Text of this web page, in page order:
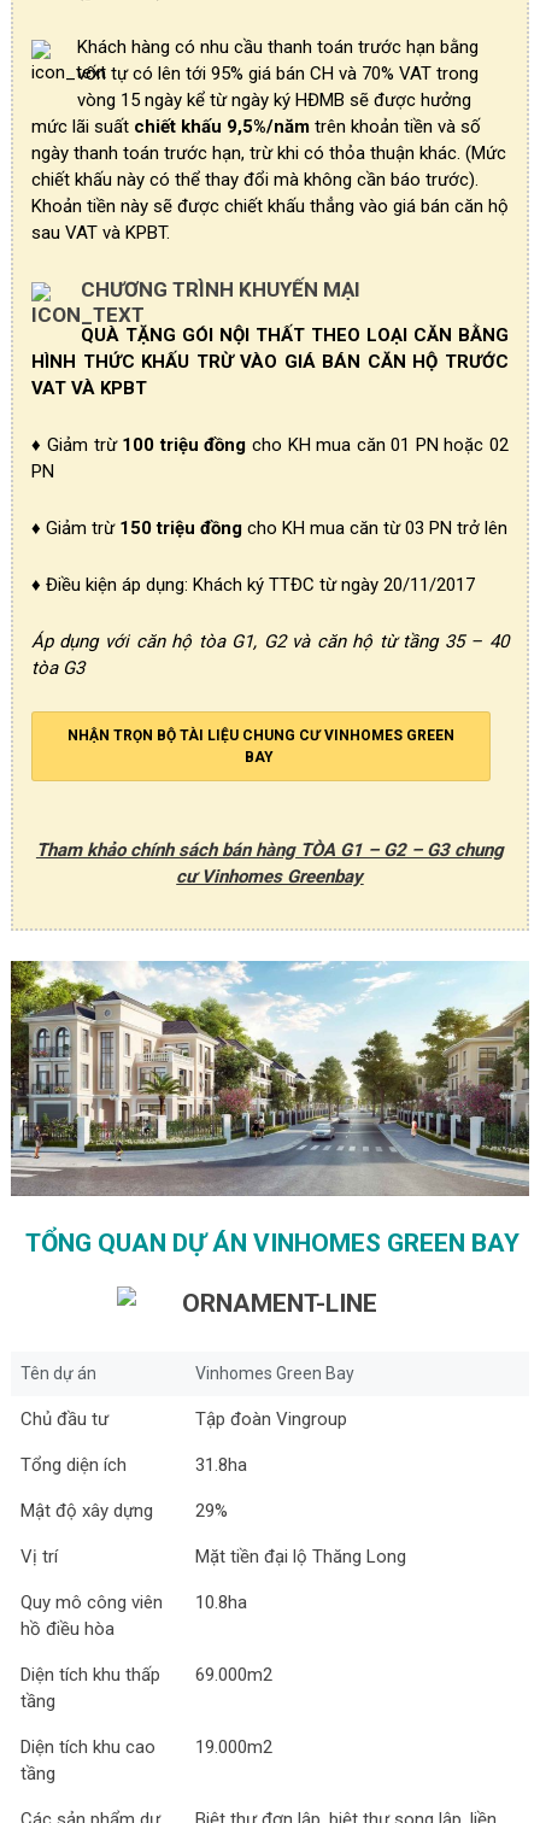
Khách hàng có nhu cầu thanh toán trước hạn bằng
vốn tự có lên tới 95% giá bán CH và 70% VAT trong
vòng 15 ngày kể từ ngày ký HĐMB sẽ được hưởng
mức lãi suất chiết khấu 9,5%/nămtrên khoản tiền và số
ngày thanh toán trước hạn, trừ khi có thỏa thuận khác. (Mức
chiết khấu này có thể thay đổi mà không cần báo trước).
Khoản tiền này sẽ được chiết khấu thẳng vào giá bán căn hộ
sau VAT và KPBT.
CHƯƠNG TRÌNH KHUYẾN MẠI
QUÀ TẶNG GÓI NỘI THẤT THEO LOẠI CĂN BẰNG
HÌNH THỨC KHẤU TRỪ VÀO GIÁ BÁN CĂN HỘ TRƯỚC
VAT VÀ KPBT
♦ Giảm trừ 100 triệu đồng cho KH mua căn 01 PN hoặc 02
PN
♦ Giảm trừ 150 triệu đồngcho KH mua căn từ 03 PN trở lên
♦ Điều kiện áp dụng: Khách ký TTĐC từ ngày 20/11/2017
Áp dụng với căn hộ tòa G1, G2 và căn hộ từ tầng 35 – 40
tòa G3
NHẬN TRỌN BỘ TÀI LIỆU CHUNG CƯ VINHOMES GREEN
BAY
Tham khảo chính sách bán hàng TÒA G1 – G2 – G3 chung
cư Vinhomes Greenbay
TỔNG QUAN DỰ ÁN VINHOMES GREEN BAY
Tên dự án Vinhomes Green Bay
Chủ đầu tư Tập đoàn Vingroup
Tổng diện ích 31.8ha
Mật độ xây dựng 29%
Vị trí Mặt tiền đại lộ Thăng Long
Quy mô công viên
hồ điều hòa
10.8ha
Diện tích khu thấp
tầng
69.000m2
Diện tích khu cao
tầng
19.000m2